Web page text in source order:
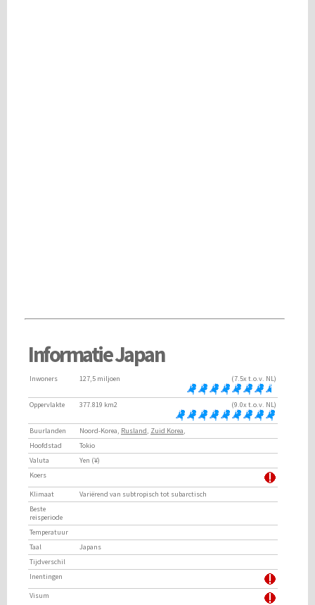
Informatie Japan
Inwoners 127,5 miljoen (7.5x t.o.v. NL)
Oppervlakte 377.819 km2 (9.0x t.o.v. NL)
Buurlanden Noord-Korea, Rusland, Zuid Korea,
Hoofdstad
Tokio
Valuta
Yen (¥)
Koers
Klimaat
Variërend van subtropisch tot subarctisch
Beste
reisperiode
Temperatuur
Taal
Japans
Tijdverschil
Inentingen
Visum